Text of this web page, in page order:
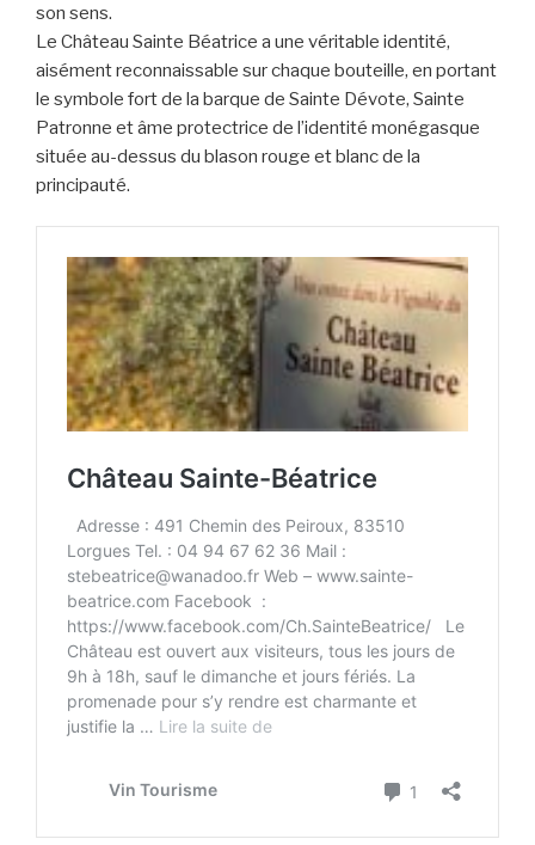
son sens.
Le Château Sainte Béatrice a une véritable identité,
aisément reconnaissable sur chaque bouteille, en portant
le symbole fort de la barque de Sainte Dévote, Sainte
Patronne et âme protectrice de l’identité monégasque
située au-dessus du blason rouge et blanc de la
principauté.